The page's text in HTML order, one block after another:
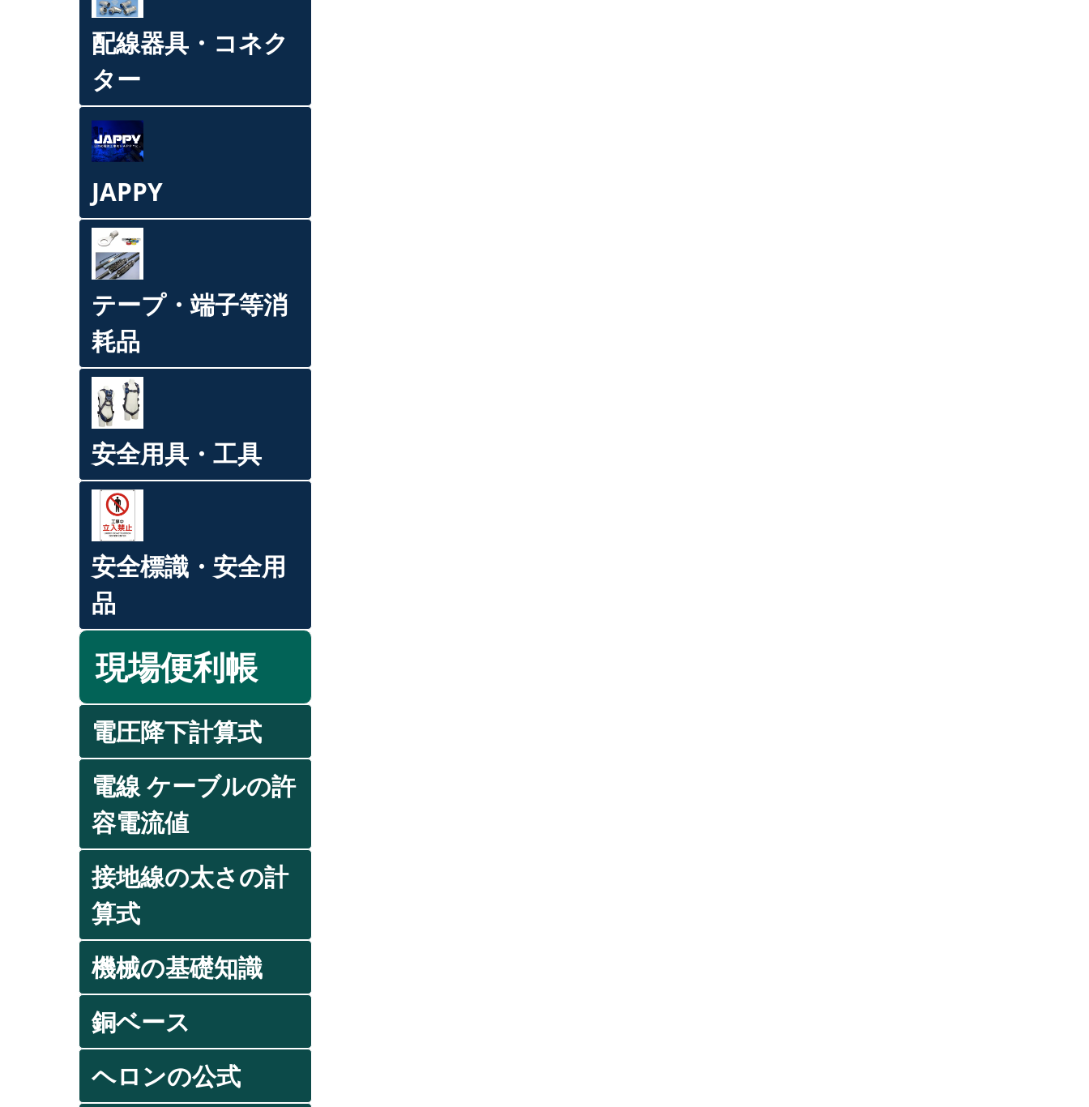
配線器具・コネク
ター
JAPPY
テープ・端子等消
耗品
安全用具・工具
安全標識・安全用
品
現場便利帳
電圧降下計算式
電線 ケーブルの許
容電流値
接地線の太さの計
算式
機械の基礎知識
銅ベース
ヘロンの公式